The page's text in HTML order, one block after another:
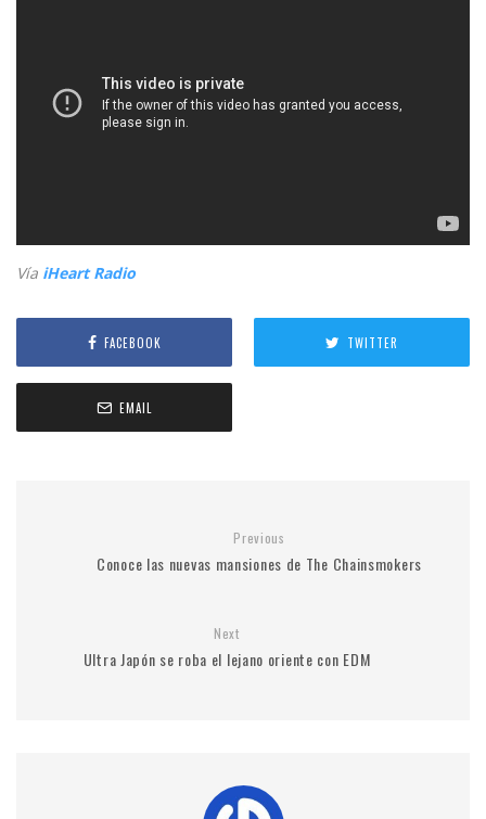
Vía iHeart Radio
FACEBOOK TWITTER
EMAIL
Previous
Conoce las nuevas mansiones de The Chainsmokers
Next
Ultra Japón se roba el lejano oriente con EDM